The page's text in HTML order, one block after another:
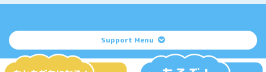
Support Menu
掲載されているすべてのコンテンツ